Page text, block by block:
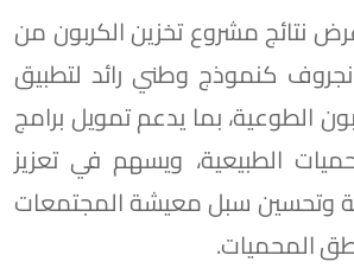
نتائج مشروع تخزين الكربون من
كنموذج وطني رائد لتطبيق
الطوعية، بما يدعم تمويل برامج
الطبيعية، ويسهم في تعزيز
وتحسين سبل معيشة المجتمعات
المحميات.